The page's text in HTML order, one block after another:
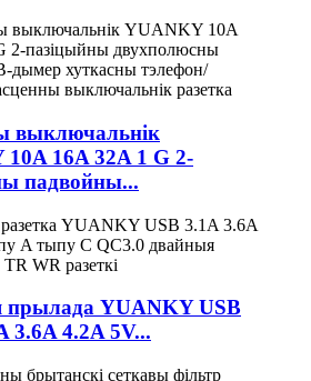
выключальнік
16A 32A 1 G 2-
падвойны...
прылада YUANKY USB
3.6A 4.2A 5V...